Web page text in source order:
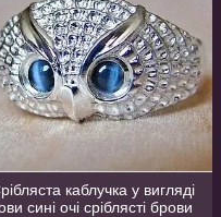
каблучка у вигляді
сині очі сріблясті брови